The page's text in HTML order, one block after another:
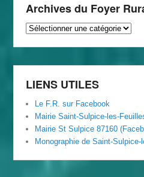
Archives du Foyer
Archives
Rural
LIENS UTILES
Le F.R. sur Facebook
Mairie Saint-Sulpice-les-
Mairie St Sulpice 87160
Monographie de Saint-Sulpice-